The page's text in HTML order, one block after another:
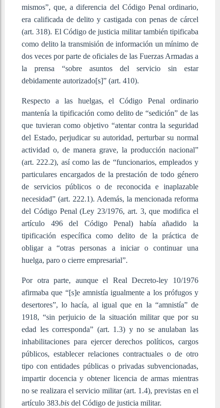
mismos”, que, a diferencia del Código Penal ordinario,
era calificada de delito y castigada con penas de cárcel
(art. 318). El Código de justicia militar también tipificaba
como delito la transmisión de información un mínimo de
dos veces por parte de oficiales de las Fuerzas Armadas a
la prensa “sobre asuntos del servicio sin estar
debidamente autorizado[s]” (art. 410).
Respecto a las huelgas, el Código Penal ordinario
mantenía la tipificación como delito de “sedición” de las
que tuvieran como objetivo “atentar contra la seguridad
del Estado, perjudicar su autoridad, perturbar su normal
actividad o, de manera grave, la producción nacional”
(art. 222.2), así como las de “funcionarios, empleados y
particulares encargados de la prestación de todo género
de servicios públicos o de reconocida e inaplazable
necesidad” (art. 222.1). Además, la mencionada reforma
del Código Penal (Ley 23/1976, art. 3, que modifica el
artículo 496 del Código Penal) había añadido la
tipificación específica como delito de la práctica de
obligar a “otras personas a iniciar o continuar una
huelga, paro o cierre empresarial”.
Por otra parte, aunque el Real Decreto-ley 10/1976
afirmaba que “[s]e amnistía igualmente a los prófugos y
desertores”, lo hacía, al igual que en la “amnistía” de
1918, “sin perjuicio de la situación militar que por su
edad les corresponda” (art. 1.3) y no se anulaban las
inhabilitaciones para ejercer derechos políticos, cargos
públicos, establecer relaciones contractuales o de otro
tipo con entidades públicas o privadas subvencionadas,
impartir docencia y obtener licencia de armas mientras
no se realizara el servicio militar (art. 1.4), previstas en el
artículo 383.bis del Código de justicia militar.